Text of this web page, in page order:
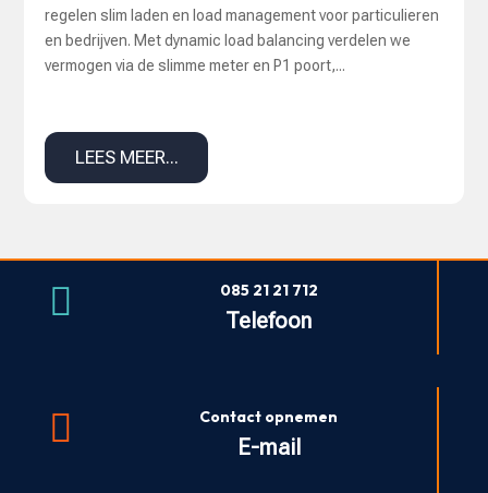
regelen slim laden en load management voor particulieren
en bedrijven. Met dynamic load balancing verdelen we
vermogen via de slimme meter en P1 poort,...
LEES MEER...
 085 21 21 712
Telefoon
 Contact opnemen
E-mail